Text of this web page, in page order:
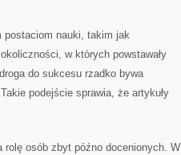
postaciom nauki, takim jak
w których powstawały
do sukcesu rzadko bywa
podejście sprawia, że artykuły
osób zbyt późno docenionych. W